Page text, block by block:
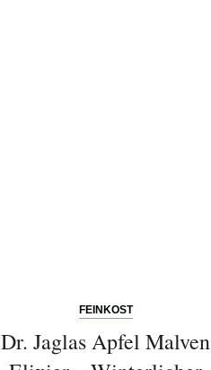
FEINKOST
Dr. Jaglas Apfel Malven